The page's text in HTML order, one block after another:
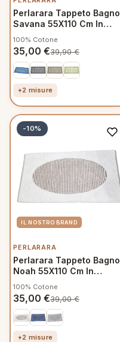
Perlarara Tappeto Bagno
Savana 55X110 Cm In
100% Cotone
35,00 €39,90€
+2 misure
-10%
PERLARARA
Perlarara Tappeto Bagno
Noah 55X110 Cm In
100% Cotone
35,00 €39,00€
+2 misure